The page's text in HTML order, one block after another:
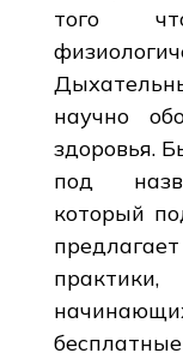
того
научно
здоровья.
под
который